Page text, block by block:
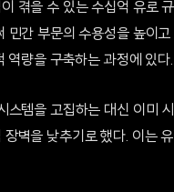
겪을 수 있는 수십억 유로
간 부문의 수용성을 높이
량을 구축하는 과정에 있다.
템을 고집하는 대신 이미
벽을 낮추기로 했다. 이는